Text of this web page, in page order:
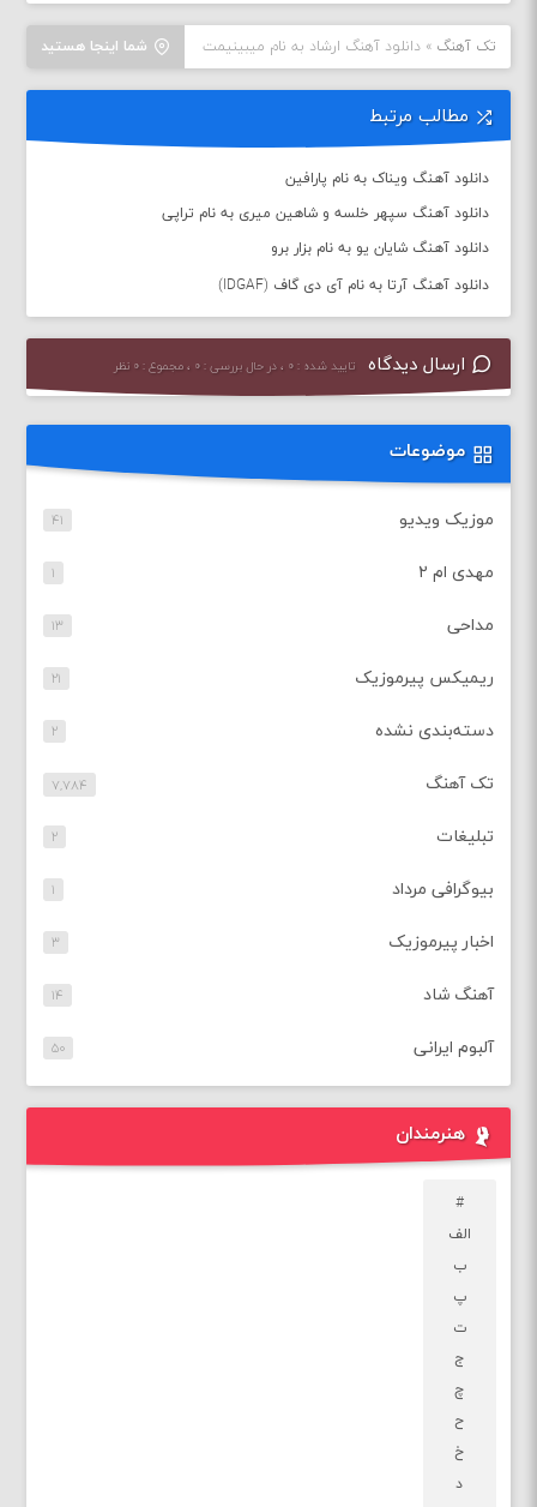
شما اینجا هستید تک آهنگ »دانلود آهنگ ارشاد به نام میبینیمت
مطالب مرتبط
دانلود آهنگ ویناک به نام پارافین
دانلود آهنگ سپهر خلسه و شاهین میری به نام تراپی
دانلود آهنگ شایان یو به نام بزار برو
دانلود آهنگ آرتا به نام آی دی گاف (IDGAF)
ارسال دیدگاه تایید شده : ۰ ، در حال بررسی : ۰ ، مجموع : ۰ نظر
موضوعات
موزیک ویدیو ۴۱
مهدی ام ۲ ۱
مداحی ۱۳
ریمیکس پیرموزیک ۲۱
دسته‌بندی نشده ۲
تک آهنگ ۷,۷۸۴
تبلیغات ۲
بیوگرافی مرداد ۱
اخبار پیرموزیک ۳
آهنگ شاد ۱۴
آلبوم ایرانی ۵۰
هنرمندان
#
الف
ب
پ
ت
ج
چ
ح
خ
د